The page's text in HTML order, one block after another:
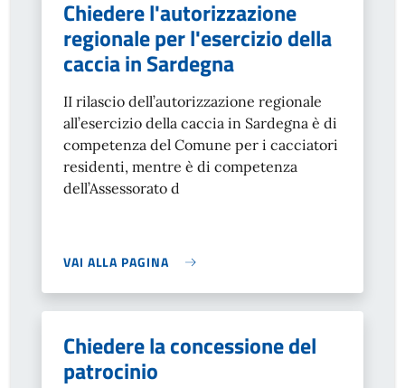
Chiedere l'autorizzazione
regionale per l'esercizio della
caccia in Sardegna
II rilascio dell’autorizzazione regionale
all’esercizio della caccia in Sardegna è di
competenza del Comune per i cacciatori
residenti, mentre è di competenza
dell’Assessorato d
VAI ALLA PAGINA
Chiedere la concessione del
patrocinio